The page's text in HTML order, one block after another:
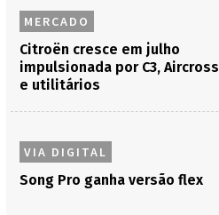
MERCADO
Citroën cresce em julho
impulsionada por C3, Aircross
e utilitários
VIA DIGITAL
Song Pro ganha versão flex